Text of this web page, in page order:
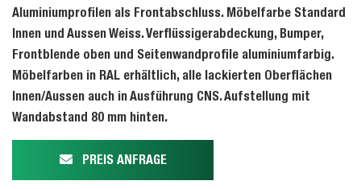
Aluminiumprofilen als Frontabschluss. Möbelfarbe Standard
Innen und Aussen Weiss. Verflüssigerabdeckung, Bumper,
Frontblende oben und Seitenwandprofile aluminiumfarbig.
Möbelfarben in RAL erhältlich, alle lackierten Oberflächen
Innen/Aussen auch in Ausführung CNS. Aufstellung mit
Wandabstand 80 mm hinten.
PREIS ANFRAGE